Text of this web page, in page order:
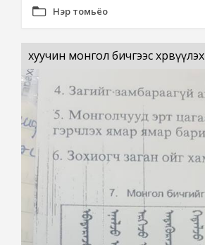
Нэр томьёо
хуучин монгол бичгээс хөрвүүлэх